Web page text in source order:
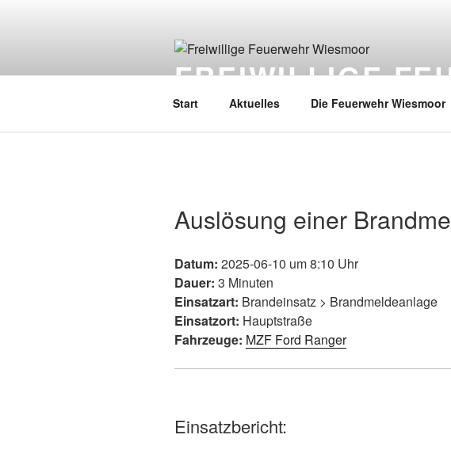
FREIWILLIGE
Start Aktuelles Die Feuerwehr Wiesmoor
Auslösung einer
Datum: 2025-06-10 um 8:10 Uhr
Dauer: 3 Minuten
Einsatzart: Brandeinsatz > Brandmeldeanlage
Einsatzort: Hauptstraße
Fahrzeuge: MZF Ford Ranger
Einsatzbericht: